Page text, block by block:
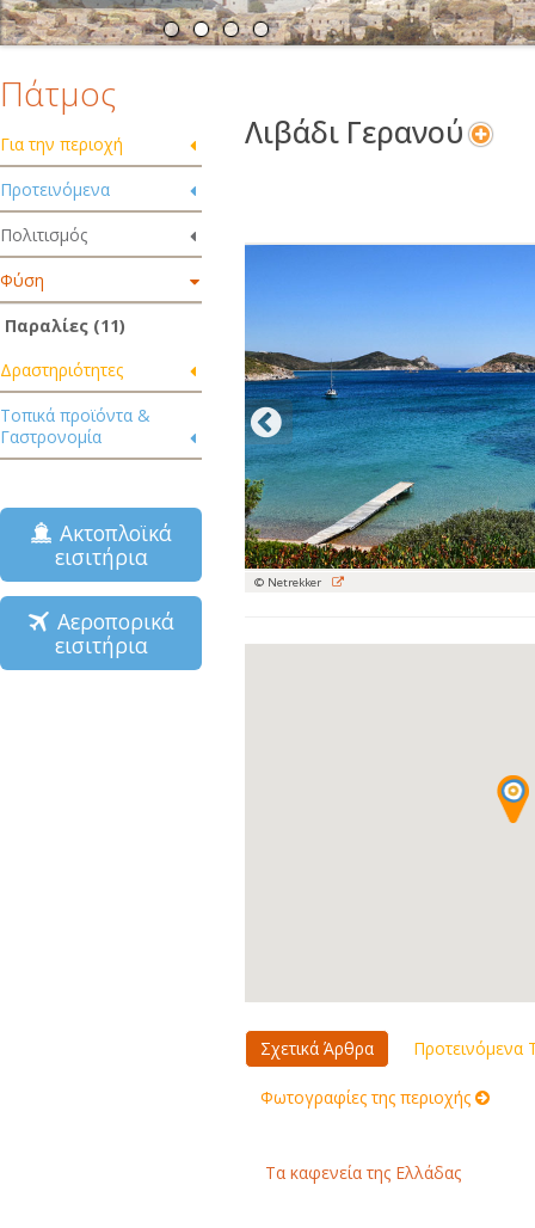
Πάτμος
Για την περιοχή
Προτεινόμενα
Πολιτισμός
Φύση
Παραλίες (11)
Δραστηριότητες
Τοπικά προϊόντα &
Γαστρονομία
Ακτοπλοϊκά
εισιτήρια
Αεροπορικά
εισιτήρια
Λιβάδι Γερανού
© Netrekker
Σχετικά Άρθρα Προτεινόμενα
Φωτογραφίες της περιοχής
Τα καφενεία της Ελλάδας